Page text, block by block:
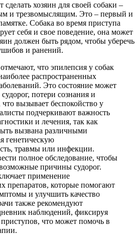
хозяин для своей собаки –
и трезвомыслящим. Это – первый и
Собака во время приступа
себя и свое поведение, она может
должен быть рядом, чтобы уберечь
и ранений.
что эпилепсия у собак
распространенных
Это состояние может
потери сознания и
вызывает беспокойство у
подчеркивают важность
и лечения, так как
вызвана различными
генетическую
травмы или инфекции.
полное обследование, чтобы
причины судорог.
применение
препаратов, которые помогают
и улучшить качество
также рекомендуют
наблюдений, фиксируя
приступов, что может помочь в